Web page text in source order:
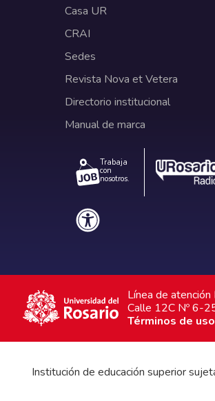
Casa UR
CRAI
Sedes
Revista Nova et Vetera
Directorio institucional
Manual de marca
Trabaja
con
nosotros.
Línea de
Calle 12C Nº 6-
Términos de uso
Institución de educación superior